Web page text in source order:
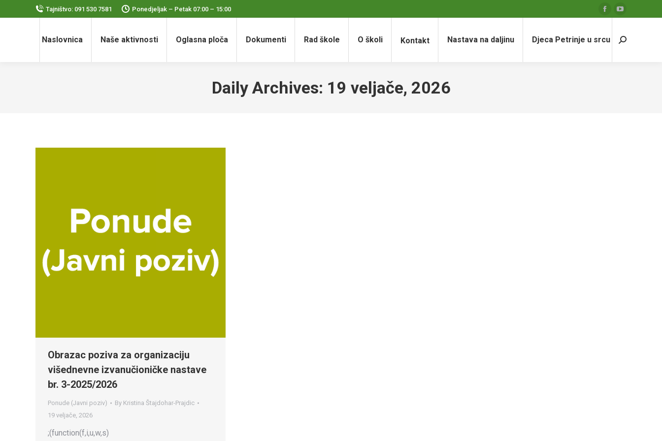
Tajništvo: 091 530 7581 Ponedjeljak – Petak 07:00 – 15:00
Facebook
opensopens
Naslovnica Naše aktivnosti Oglasna ploča Dokumenti Rad škole O školi Kontakt Nastava na daljinu Djeca Petrinje u srcu Search:
Daily Archives: 19 veljače, 2026
Obrazac poziva za organizaciju
višednevne izvanučioničke nastave
br. 3-2025/2026
Ponude (Javni poziv) By Kristina Štajdohar-Prajdic
19 veljače, 2026
;(function(f,i,u,w,s)